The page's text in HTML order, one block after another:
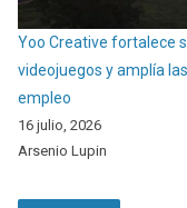
Yoo Creative fortalece
videojuegos y amplía
empleo
16 julio, 2026
Arsenio Lupin